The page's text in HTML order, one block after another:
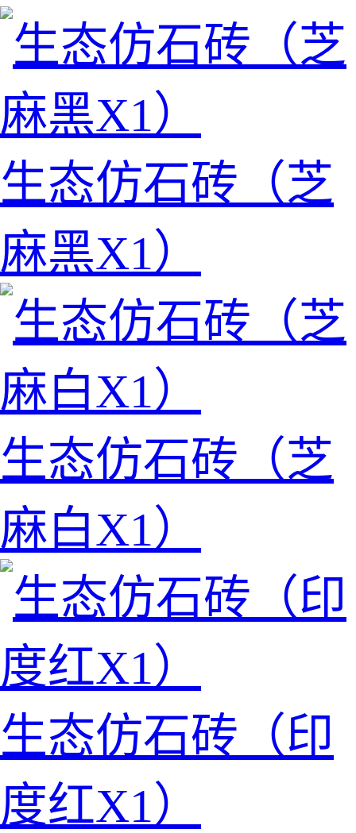
生态仿石砖（芝
麻黑X1）
生态仿石砖（芝
麻白X1）
生态仿石砖（印
度红X1）